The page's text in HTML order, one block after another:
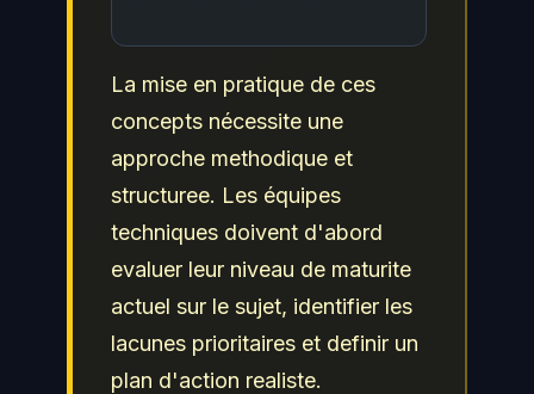
formation continue des
équipes et l'adoption des
referentiels de sécurité
reconnus comme ceux du
NIST, de l'ANSSI et de
l'OWASP .
sujet est devenue
incontournable face a
l'evolution constante des
menaces et des
exigences reglementaires.
cybersécurité doivent
maintenir leurs
La mise en pratique de ces
concepts nécessite une
approche methodique et
structuree. Les équipes
techniques doivent d'abord
evaluer leur niveau de maturite
actuel sur le sujet, identifier les
lacunes prioritaires et definir un
plan d'action realiste.